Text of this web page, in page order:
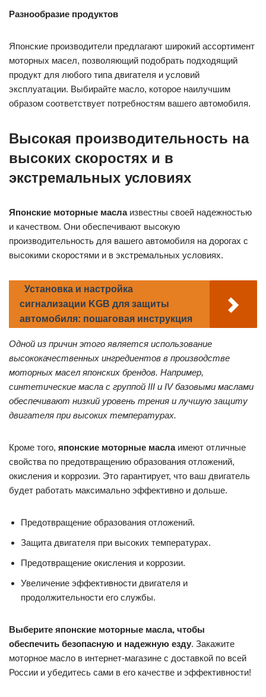
Разнообразие продуктов
Японские производители предлагают широкий ассортимент
моторных масел, позволяющий подобрать подходящий
продукт для любого типа двигателя и условий
эксплуатации. Выбирайте масло, которое наилучшим
образом соответствует потребностям вашего автомобиля.
Высокая производительность на
высоких скоростях и в
экстремальных условиях
Японские моторные маслаизвестны своей надежностью
и качеством. Они обеспечивают высокую
производительность для вашего автомобиля на дорогах с
высокими скоростями и в экстремальных условиях.
Установка и настройка
сигнализации KGB для защиты
автомобиля: пошаговая инструкция
Одной из причин этого является использование
высококачественных ингредиентов в производстве
моторных масел японских брендов. Например,
синтетические масла с группой III и IV базовыми маслами
обеспечивают низкий уровень трения и лучшую защиту
двигателя при высоких температурах.
Кроме того, японские моторные маслаимеют отличные
свойства по предотвращению образования отложений,
окисления и коррозии. Это гарантирует, что ваш двигатель
будет работать максимально эффективно и дольше.
Предотвращение образования отложений.
Защита двигателя при высоких температурах.
Предотвращение окисления и коррозии.
Увеличение эффективности двигателя и
продолжительности его службы.
Выберите японские моторные масла, чтобы
обеспечить безопасную и надежную езду. Закажите
моторное масло в интернет-магазине с доставкой по всей
России и убедитесь сами в его качестве и эффективности!